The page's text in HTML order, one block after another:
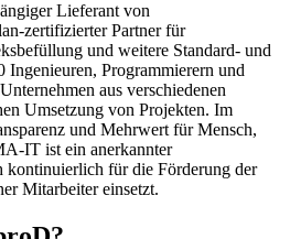
Lieferant von
zertifizierter Partner für
und weitere Standard- und
Ingenieuren, Programmierern und
aus verschiedenen
Umsetzung von Projekten. Im
und Mehrwert für Mensch,
IT ist ein anerkannter
kontinuierlich für die Förderung der
Mitarbeiter einsetzt.